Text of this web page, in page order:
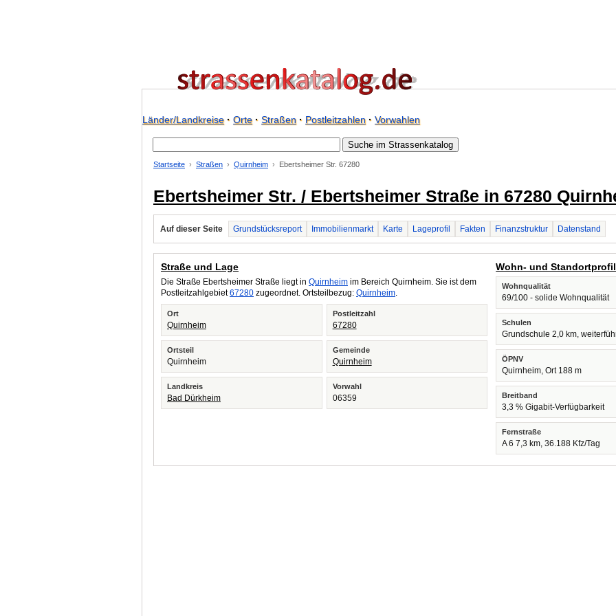
Länder/Landkreise· Orte· Straßen· Postleitzahlen· Vorwahlen
Startseite Straßen Quirnheim Ebertsheimer Str. 67280
Ebertsheimer Str. / Ebertsheimer Straße in 67280
Auf dieser Seite Grundstücksreport Immobilienmarkt Karte Lageprofil Fakten Finanzstruktur Datenstand
Straße und Lage
Die Straße Ebertsheimer Straße liegt in Quirnheim im Bereich Quirnheim. Sie ist dem
Postleitzahlgebiet67280 zugeordnet. Ortsteilbezug: Quirnheim.
Ort
Quirnheim
Postleitzahl
67280
Ortsteil
Quirnheim
Gemeinde
Quirnheim
Landkreis
Bad Dürkheim
Vorwahl
06359
Wohn- und Standortprofil
Wohnqualität
69/100 - solide Wohnqualität
Schulen
Grundschule 2,0 km,
ÖPNV
Quirnheim, Ort 188 m
Breitband
3,3 % Gigabit-Verfügbarkeit
Fernstraße
A 6 7,3 km, 36.188 Kfz/Tag